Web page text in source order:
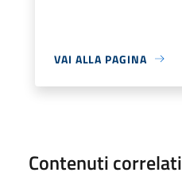
VAI ALLA PAGINA
Contenuti correlati